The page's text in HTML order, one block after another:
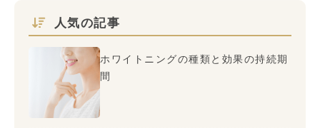
人気の記事
ホワイトニングの種類と効果の持続期
間